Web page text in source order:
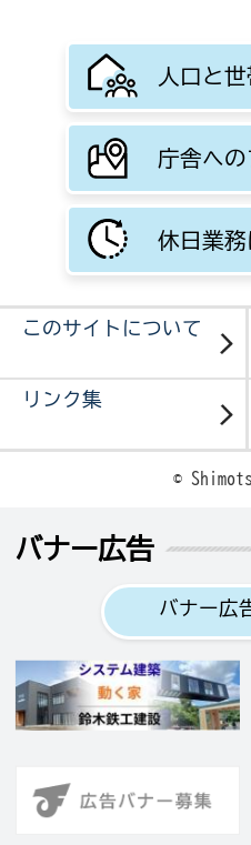
人口と世
庁舎への
休日業務
このサイトについて
リンク集
©
バナー広告
バナー広